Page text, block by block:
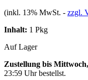
(inkl. 13% MwSt. - zzgl.
Inhalt: 1 Pkg
Auf Lager
Zustellung bis
23:59 Uhrbestellst.